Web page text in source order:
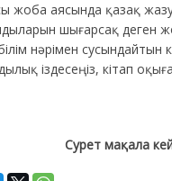
жоба аясында қазақ
шығарсақ деген
нәрімен сусындайтын
іздесеңіз, кітап
Сурет мақала